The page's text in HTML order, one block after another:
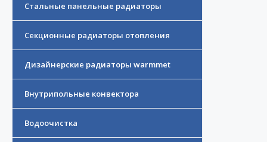
Стальные панельные радиаторы
Секционные радиаторы отопления
Дизайнерские радиаторы warmmet
Внутрипольные конвектора
Водоочистка